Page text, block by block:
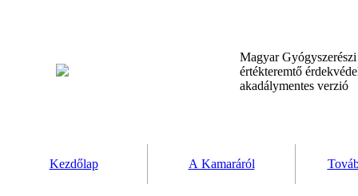
Magyar
értékteremtő
akadálymentes verzió
Kezdőlap A Kamaráról